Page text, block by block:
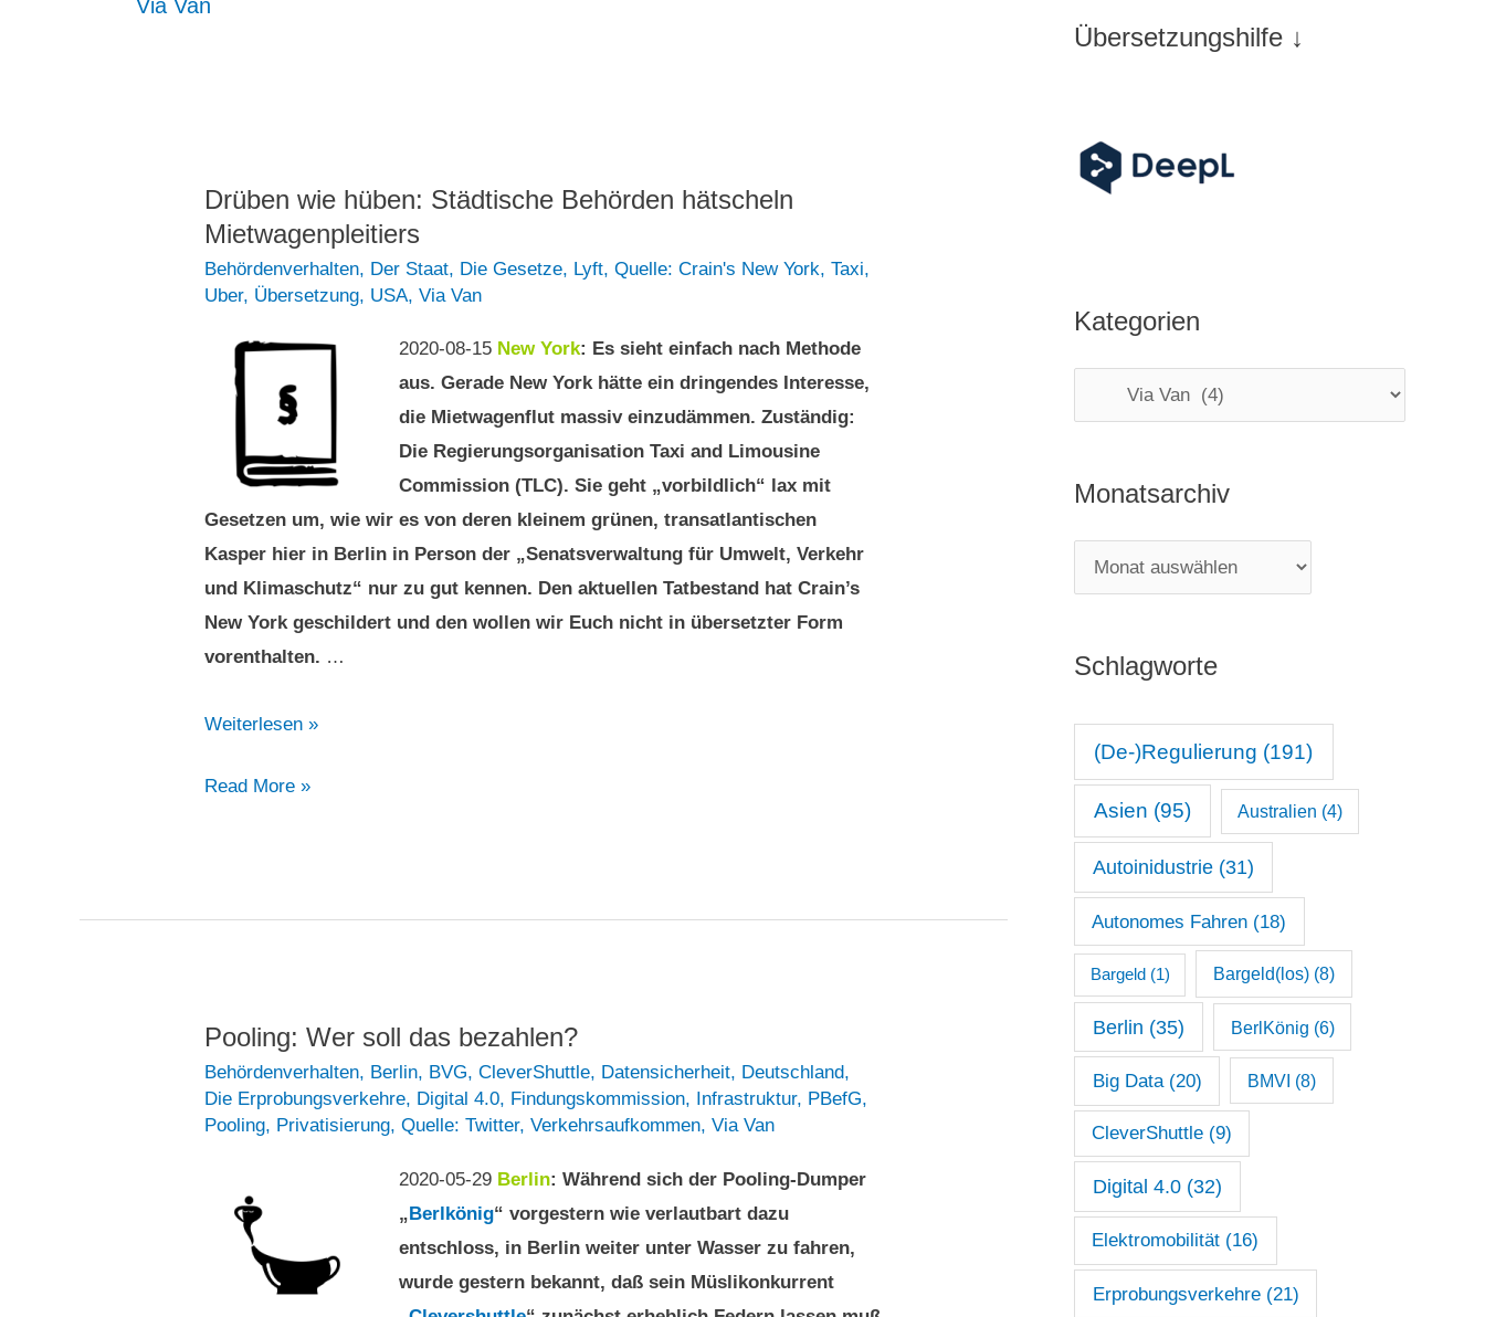
Via Van
Drüben wie hüben: Städtische Behörden hätscheln
Mietwagenpleitiers
Behördenverhalten, Der Staat, Die Gesetze, Lyft,Quelle: Crain's New York,Taxi,
Uber, Übersetzung, USA,Via Van
2020-08-15 New York: Es sieht einfach nach Methode
aus. Gerade New York hätte ein dringendes Interesse,
die Mietwagenflut massiv einzudämmen. Zuständig:
Die Regierungsorganisation Taxi and Limousine
Commission (TLC). Sie geht „vorbildlich“ lax mit
Gesetzen um, wie wir es von deren kleinem grünen, transatlantischen
Kasper hier in Berlin in Person der „Senatsverwaltung für Umwelt, Verkehr
und Klimaschutz“ nur zu gut kennen. Den aktuellen Tatbestand hat Crain’s
New York geschildert und den wollen wir Euch nicht in übersetzter Form
vorenthalten. …
Drüben
hüben:
Weiterlesen »
Drüben
Behörden
Read More »
Pooling: Wer soll das bezahlen?
Behördenverhalten, Berlin, BVG,CleverShuttle, Datensicherheit, Deutschland,
Die Erprobungsverkehre, Digital 4.0, Findungskommission, Infrastruktur, PBefG,
Pooling, Privatisierung,Quelle: Twitter,Verkehrsaufkommen,Via Van
2020-05-29 Berlin: Während sich der Pooling-Dumper
„Berlkönig“ vorgestern wie verlautbart dazu
entschloss, in Berlin weiter unter Wasser zu fahren,
wurde gestern bekannt, daß sein Müslikonkurrent
Übersetzungshilfe ↓
Kategorien
a
e
g
n
Monatsarchiv
o
a
a
h
Schlagworte
(De-)Regulierung (191)
Asien (95) Australien (4)
Autoinidustrie(31)
Autonomes Fahren (18)
Bargeld (1) Bargeld(los)(8)
Berlin (35) BerlKönig (6)
Big Data(20) BMVI (8)
CleverShuttle(9)
Digital 4.0(32)
Elektromobilität (16)
Erprobungsverkehre(21)